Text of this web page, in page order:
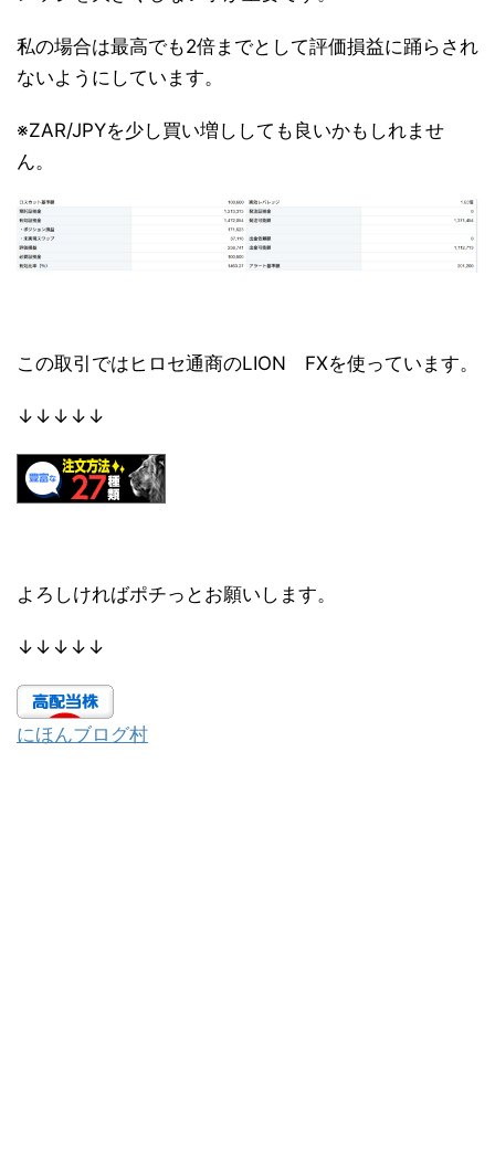
私の場合は最高でも2倍までとして評価損益に踊らされ
ないようにしています。
※ZAR/JPYを少し買い増ししても良いかもしれませ
ん。
この取引ではヒロセ通商のLION FXを使っています。
↓↓↓↓↓
よろしければポチっとお願いします。
↓↓↓↓↓
にほんブログ村